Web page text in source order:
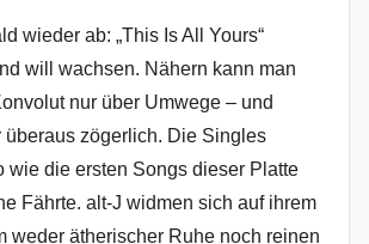
wieder ab: „This Is All Yours“
will wachsen. Nähern kann man
nur über Umwege – und
überaus zögerlich. Die Singles
wie die ersten Songs dieser Platte
Fährte. alt-J widmen sich auf ihrem
weder ätherischer Ruhe noch reinen